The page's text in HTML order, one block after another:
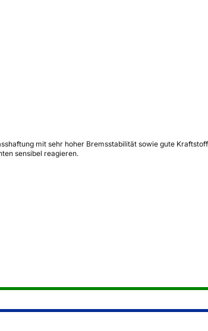
mit sehr hoher Bremsstabilität sowie gute
sensibel reagieren.